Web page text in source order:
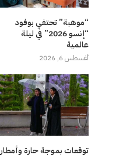
“موهبة” تحتفي بوفود
“إنسو 2026” في ليلة
عالمية
أغسطس 6, 2026
توقعات بموجة حارة وأمطار